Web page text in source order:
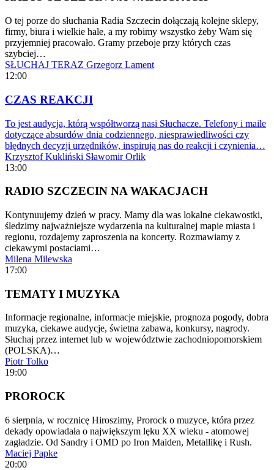
O tej porze do słuchania Radia Szczecin dołączają kolejne sklepy,
firmy, biura i wielkie hale, a my robimy wszystko żeby Wam się
przyjemniej pracowało. Gramy przeboje przy których czas
szybciej…
SŁUCHAJ TERAZ Grzegorz Lament
12:00
CZAS REAKCJI
To jest audycja, którą współtworzą nasi Słuchacze. Telefony i maile
dotyczące absurdów dnia codziennego, niesprawiedliwości czy
błędnych decyzji urzędników, inspirują nas do reakcji i czynienia…
Krzysztof Kukliński Sławomir Orlik
13:00
RADIO SZCZECIN NA WAKACJACH
Kontynuujemy dzień w pracy. Mamy dla was lokalne ciekawostki,
śledzimy najważniejsze wydarzenia na kulturalnej mapie miasta i
regionu, rozdajemy zaproszenia na koncerty. Rozmawiamy z
ciekawymi postaciami…
Milena Milewska
17:00
TEMATY I MUZYKA
Informacje regionalne, informacje miejskie, prognoza pogody, dobra
muzyka, ciekawe audycje, świetna zabawa, konkursy, nagrody.
Słuchaj przez internet lub w województwie zachodniopomorskiem
(POLSKA)…
Piotr Tolko
19:00
PROROCK
6 sierpnia, w rocznicę Hiroszimy, Prorock o muzyce, która przez
dekady opowiadała o największym lęku XX wieku - atomowej
zagładzie. Od Sandry i OMD po Iron Maiden, Metallikę i Rush.
Maciej Papke
20:00